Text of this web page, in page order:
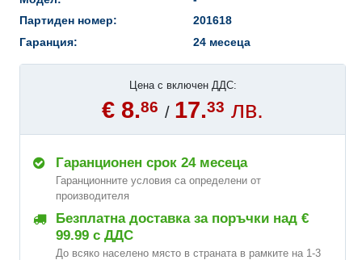
Партиден номер:
201618
Гаранция:
24 месеца
Цена с включен ДДС:
€ 8.86 / 17.33 лв.
Гаранционен срок 24 месеца
Гаранционните условия са определени от
производителя
Безплатна доставка за поръчки над €
99.99 с ДДС
До всяко населено място в страната в рамките на 1-3